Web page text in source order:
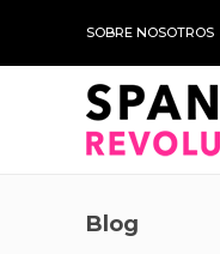
SOBRE NOSOTROS
Blog